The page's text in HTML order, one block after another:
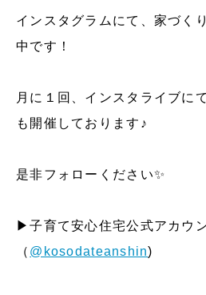
インスタグラムにて、家づく
中です！
月に１回、インスタライブに
も開催しております♪
是非フォローください✨
▶子育て安心住宅公式アカウ
（ @kosodateanshin)